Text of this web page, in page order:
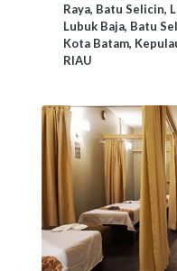
Raya, Batu Selicin,
Lubuk Baja, Batu
Kota Batam,
RIAU